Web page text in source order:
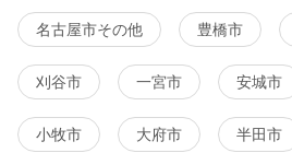
名古屋市その他 豊橋市
刈谷市 一宮市 安城市
小牧市 大府市 半田市